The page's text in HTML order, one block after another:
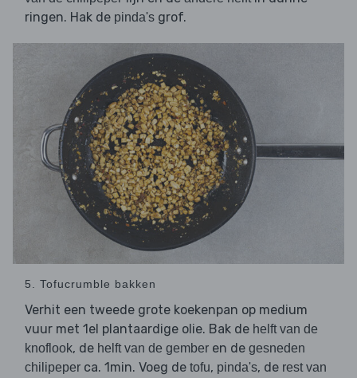
ringen. Hak de pinda's grof.
5. Tofucrumble bakken
Verhit een tweede grote koekenpan op medium
vuur met 1el plantaardige olie. Bak de helft van de
knoflook, de helft van de gember en de gesneden
chilipeper ca. 1min. Voeg de tofu, pinda's, de rest van